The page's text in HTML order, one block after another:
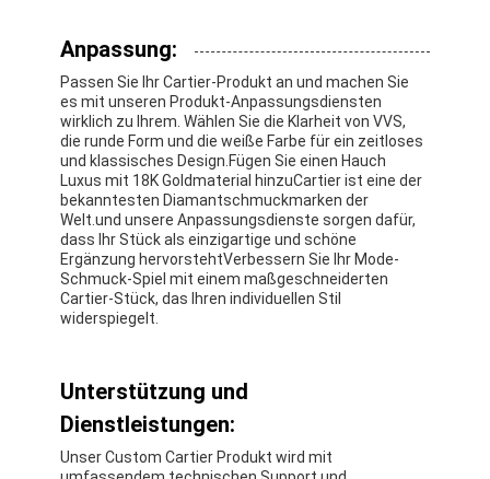
18 Karat Gold Ohrringe
18 Karat Goldringe
18 Karat Gold Armbänder
Schmuck des Gold18k
Van Cleef Arpels
Gewohnheit cartier
Anpassung:
Passen Sie Ihr Cartier-Produkt an und machen Sie
es mit unseren Produkt-Anpassungsdiensten
wirklich zu Ihrem. Wählen Sie die Klarheit von VVS,
die runde Form und die weiße Farbe für ein zeitloses
und klassisches Design.Fügen Sie einen Hauch
Luxus mit 18K Goldmaterial hinzuCartier ist eine der
bekanntesten Diamantschmuckmarken der
Welt.und unsere Anpassungsdienste sorgen dafür,
dass Ihr Stück als einzigartige und schöne
Ergänzung hervorstehtVerbessern Sie Ihr Mode-
Schmuck-Spiel mit einem maßgeschneiderten
Cartier-Stück, das Ihren individuellen Stil
widerspiegelt.
Unterstützung und
Dienstleistungen:
Unser Custom Cartier Produkt wird mit